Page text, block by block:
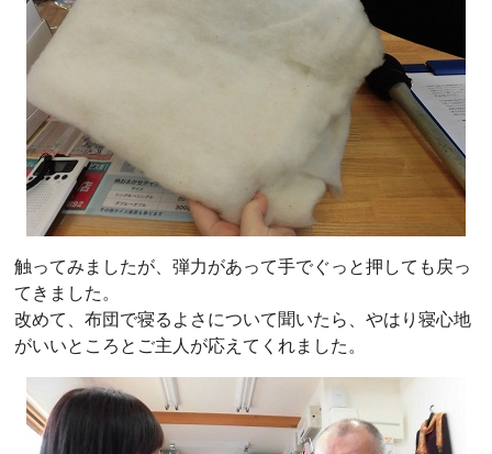
触ってみましたが、弾力があって手でぐっと押しても戻っ
てきました。
改めて、布団で寝るよさについて聞いたら、やはり寝心地
がいいところとご主人が応えてくれました。